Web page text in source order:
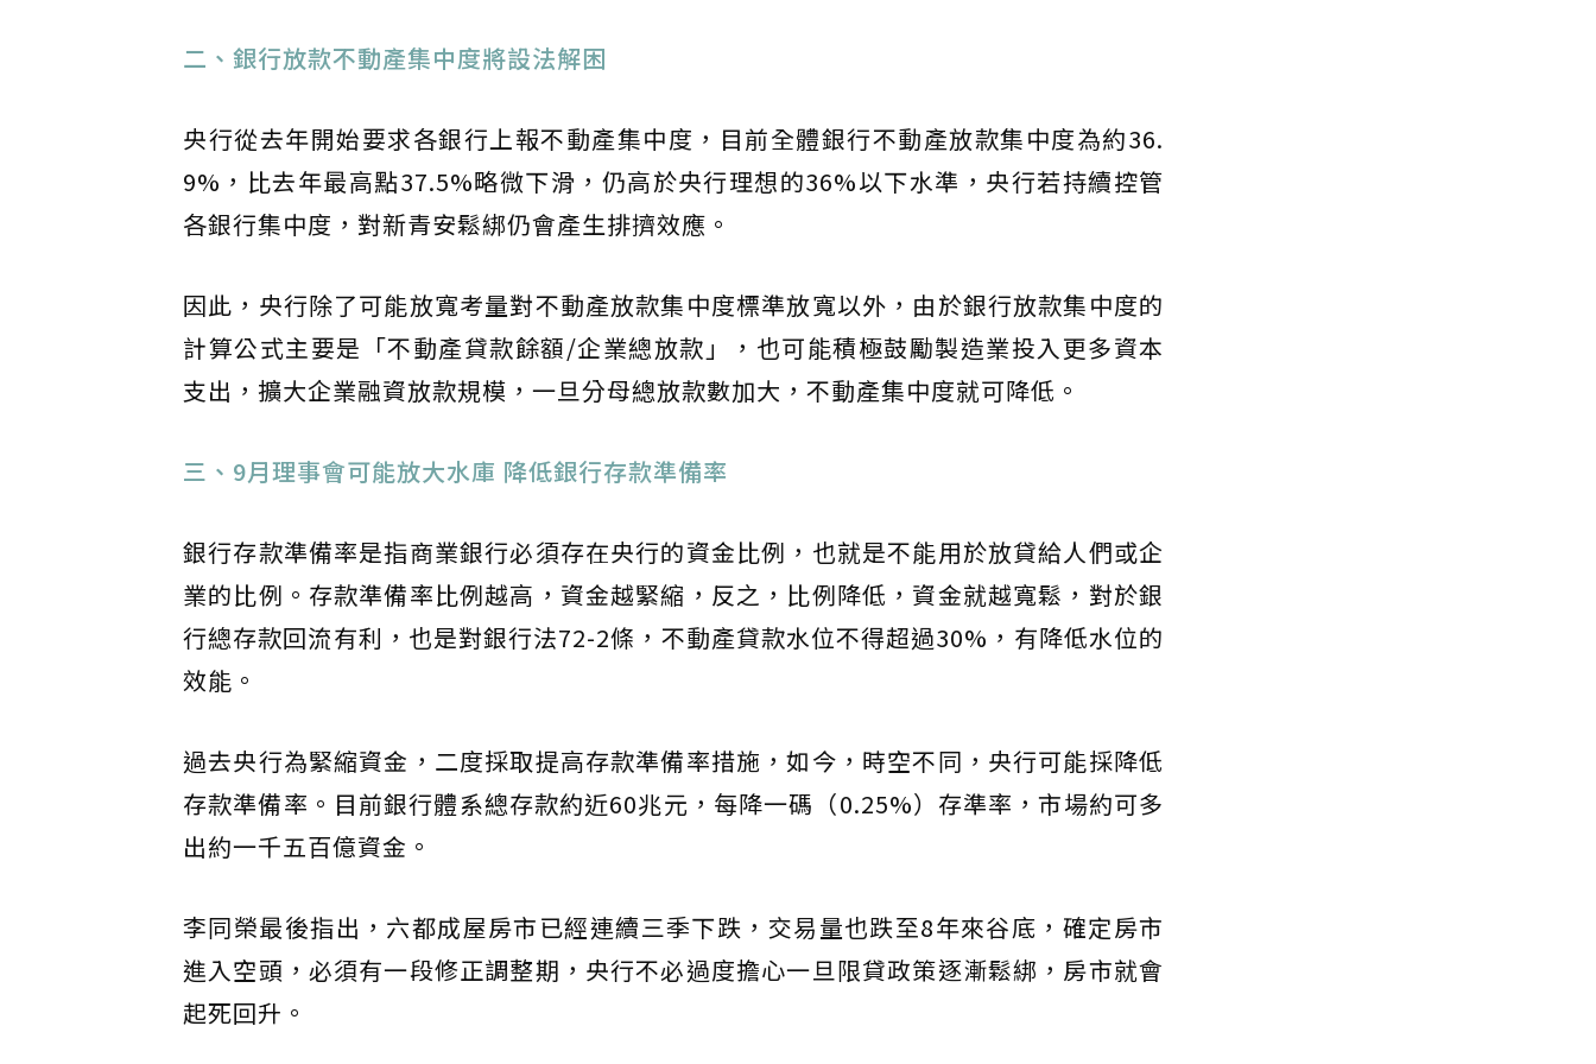
二、銀行放款不動產集中度將設法解困
央行從去年開始要求各銀行上報不動產集中度，目前全體銀行不動產放款集中度為約36.
9%，比去年最高點37.5%略微下滑，仍高於央行理想的36%以下水準，央行若持續控管
各銀行集中度，對新青安鬆綁仍會產生排擠效應。
因此，央行除了可能放寬考量對不動產放款集中度標準放寬以外，由於銀行放款集中度的
計算公式主要是「不動產貸款餘額/企業總放款」，也可能積極鼓勵製造業投入更多資本
支出，擴大企業融資放款規模，一旦分母總放款數加大，不動產集中度就可降低。
三、9月理事會可能放大水庫 降低銀行存款準備率
銀行存款準備率是指商業銀行必須存在央行的資金比例，也就是不能用於放貸給人們或企
業的比例。存款準備率比例越高，資金越緊縮，反之，比例降低，資金就越寬鬆，對於銀
行總存款回流有利，也是對銀行法72-2條，不動產貸款水位不得超過30%，有降低水位的
效能。
過去央行為緊縮資金，二度採取提高存款準備率措施，如今，時空不同，央行可能採降低
存款準備率。目前銀行體系總存款約近60兆元，每降一碼（0.25%）存準率，市場約可多
出約一千五百億資金。
李同榮最後指出，六都成屋房市已經連續三季下跌，交易量也跌至8年來谷底，確定房市
進入空頭，必須有一段修正調整期，央行不必過度擔心一旦限貸政策逐漸鬆綁，房市就會
起死回升。